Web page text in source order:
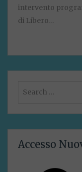
intervento
di Libero…
for:
Accesso